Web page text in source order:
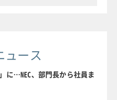
ュース
に…NEC、部門長から社員ま